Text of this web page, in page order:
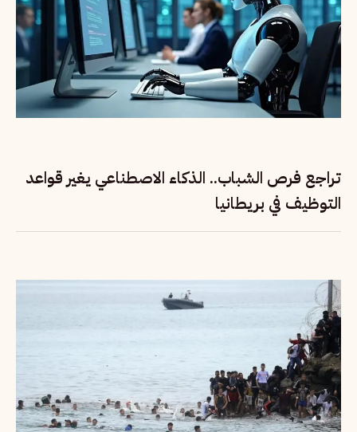
تراجع فرص الشباب.. الذكاء الاصطناعي يغير قواعد
التوظيف في بريطانيا